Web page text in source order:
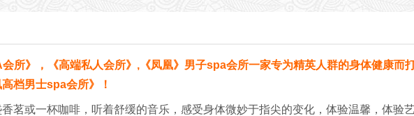
所》，《高端私人会所》,《凤凰》男子spa会所一家专为精英人群的身体健康而
档男士spa会所》！
茗或一杯咖啡，听着舒缓的音乐，感受身体微妙于指尖的变化，体验温馨，体验